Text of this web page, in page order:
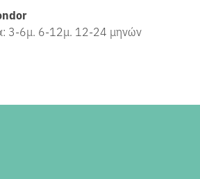
3-6μ. 6-12μ. 12-24 μηνών